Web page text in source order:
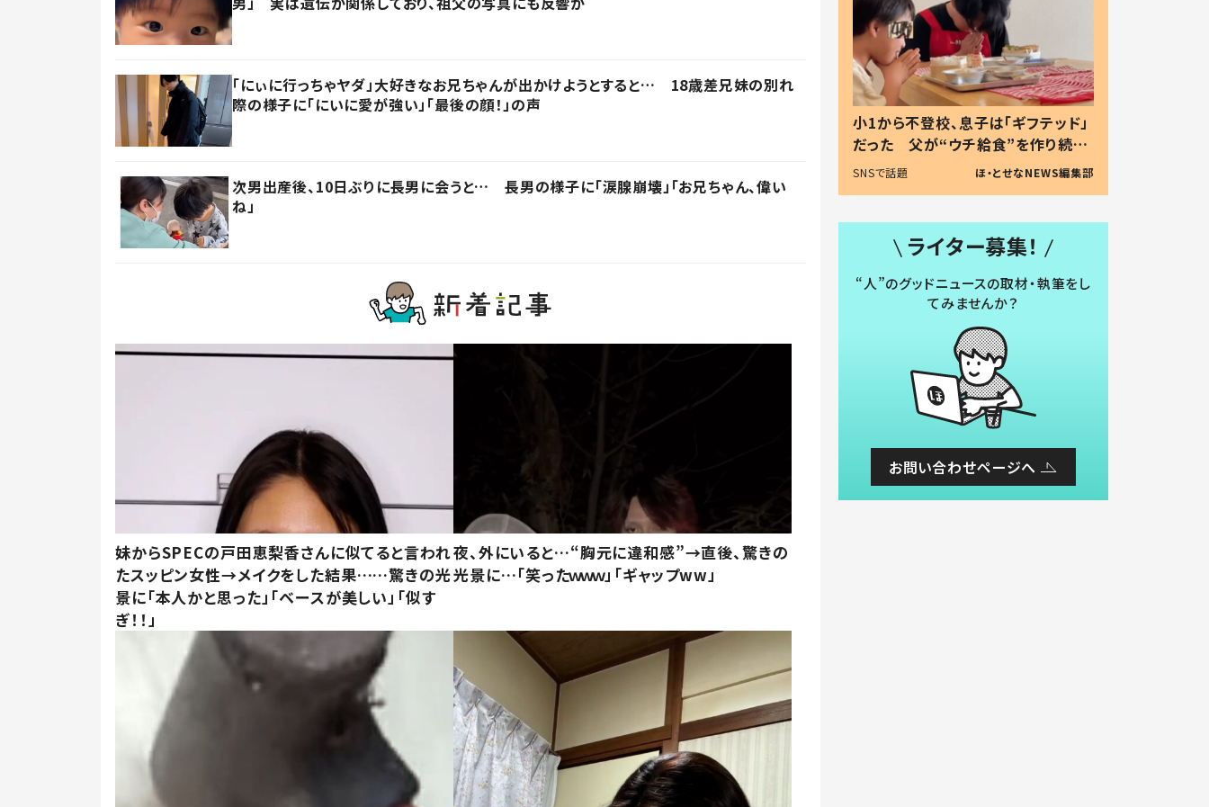
「にぃに行っちゃヤダ」大好きなお兄ちゃんが出かけようとすると… 18歳差兄妹の別れ
際の様子に「にいに愛が強い」「最後の顔！」の声
次男出産後、10日ぶりに長男に会うと… 長男の様子に「涙腺崩壊」「お兄ちゃん、偉い
ね」
妹からSPECの戸田恵梨香さんに似てると言われ
たスッピン女性→メイクをした結果……驚きの光
景に「本人かと思った」「ベースが美しい」「似す
ぎ！！」
夜、外にいると…“胸元に違和感”→直後、驚きの
光景に…「笑ったｗｗｗ」「ギャップww」
小1から不登校、息子は「ギフテッド」
だった 父が“ウチ給食”を作り続け
る理由とは #令和の親 #令和の子
SNSで話題 ほ・とせなNEWS編集部
ライター募集！
“人”のグッドニュースの取材・執筆をし
てみませんか？
お問い合わせページへ